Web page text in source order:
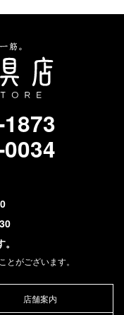
がございます。
店舗案内